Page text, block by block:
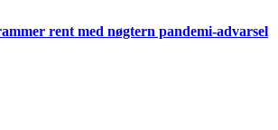
rent med nøgtern pandemi-advarsel